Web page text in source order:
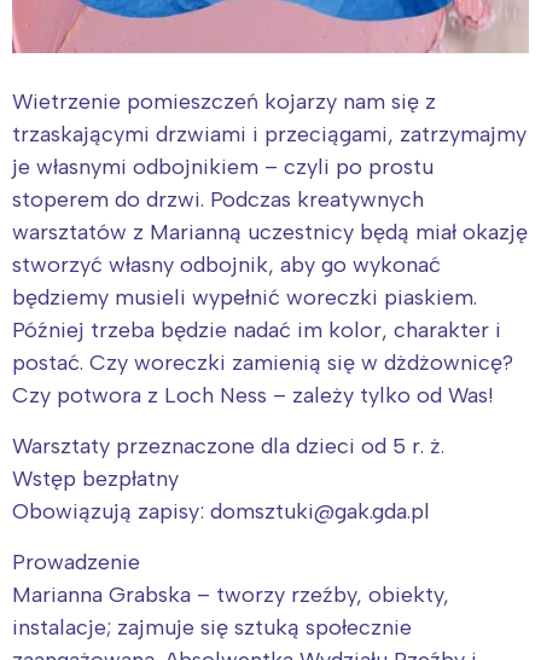
Wietrzenie pomieszczeń kojarzy nam się z
trzaskającymi drzwiami i przeciągami, zatrzymajmy
je własnymi odbojnikiem – czyli po prostu
stoperem do drzwi. Podczas kreatywnych
warsztatów z Marianną uczestnicy będą miał okazję
stworzyć własny odbojnik, aby go wykonać
będziemy musieli wypełnić woreczki piaskiem.
Później trzeba będzie nadać im kolor, charakter i
postać. Czy woreczki zamienią się w dżdżownicę?
Czy potwora z Loch Ness – zależy tylko od Was!
Warsztaty przeznaczone dla dzieci od 5 r. ż.
Wstęp bezpłatny
Obowiązują zapisy: domsztuki@gak.gda.pl
Prowadzenie
Marianna Grabska – tworzy rzeźby, obiekty,
instalacje; zajmuje się sztuką społecznie